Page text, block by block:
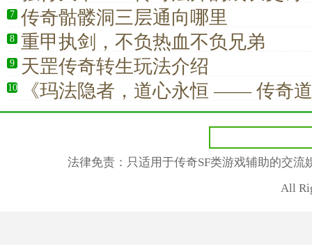
7 传奇骷髅洞三层通向哪里
8 重甲执剑，不负热血不负兄弟
9 天罡传奇转生玩法介绍
10
《玛法隐者，道心永恒 —— 传奇
辅助更是信仰》
法律免责：只适用于传奇SF类游戏辅助的交
All